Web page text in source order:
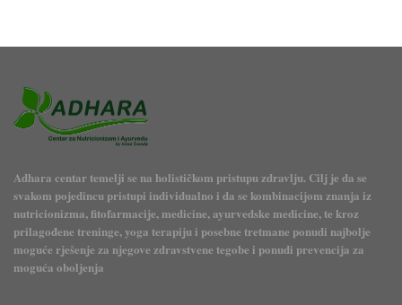
Adhara centar temelji se na holističkom pristupu zdravlju. Cilj je da se
svakom pojedincu pristupi individualno i da se kombinacijom znanja iz
nutricionizma, fitofarmacije, medicine, ayurvedske medicine, te kroz
prilagođene treninge, yoga terapiju i posebne tretmane ponudi najbolje
moguće rješenje za njegove zdravstvene tegobe i ponudi prevencija za
moguća oboljenja